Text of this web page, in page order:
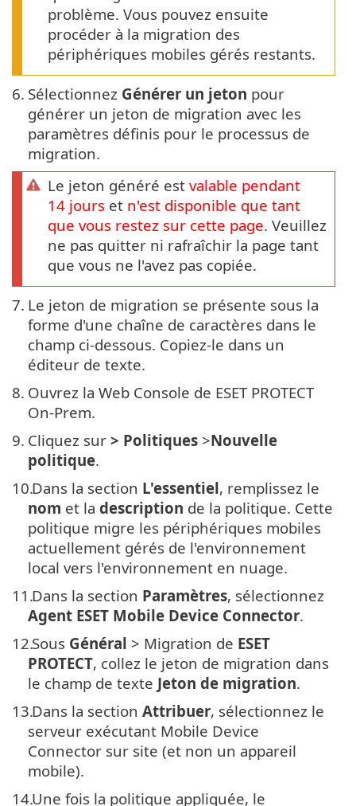
problème. Vous pouvez ensuite
procéder à la migration des
périphériques mobiles gérés restants.
6. Sélectionnez Générer un jeton pour
générer un jeton de migration avec les
paramètres définis pour le processus de
migration.
Le jeton généré est valable pendant
14 jours et n'est disponible que tant
que vous restez sur cette page. Veuillez
ne pas quitter ni rafraîchir la page tant
que vous ne l'avez pas copiée.
7. Le jeton de migration se présente sous la
forme d'une chaîne de caractères dans le
champ ci-dessous. Copiez-le dans un
éditeur de texte.
8. Ouvrez la Web Console de ESET PROTECT
On-Prem.
9. Cliquez sur > Politiques >Nouvelle
politique.
10.Dans la section L'essentiel, remplissez le
nom et la description de la politique. Cette
politique migre les périphériques mobiles
actuellement gérés de l'environnement
local vers l'environnement en nuage.
11.Dans la section Paramètres, sélectionnez
Agent ESET Mobile Device Connector.
12.Sous Général > Migration de ESET
PROTECT, collez le jeton de migration dans
le champ de texte Jeton de migration.
13.Dans la section Attribuer, sélectionnez le
serveur exécutant Mobile Device
Connector sur site (et non un appareil
mobile).
14.Une fois la politique appliquée, le